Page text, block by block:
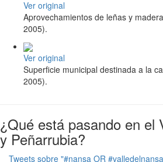
Ver original
Aprovechamientos de leñas y
2005).
Ver original
Superficie municipal destinada a la
2005).
¿Qué está pasando en el
y Peñarrubia?
Tweets sobre "#nansa OR